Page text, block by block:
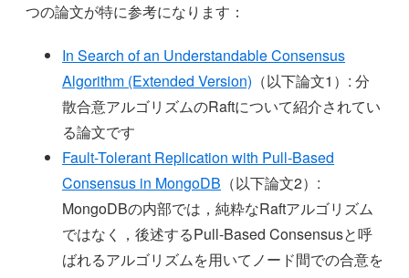
つの論文が特に参考になります：
In Search of an Understandable Consensus
Algorithm (Extended Version) （以下論文1）: 分
散合意アルゴリズムのRaftについて紹介されてい
る論文です
Fault-Tolerant Replication with Pull-Based
Consensus in MongoDB （以下論文2）:
MongoDBの内部では，純粋なRaftアルゴリズム
ではなく，後述するPull-Based Consensusと呼
ばれるアルゴリズムを用いてノード間での合意を